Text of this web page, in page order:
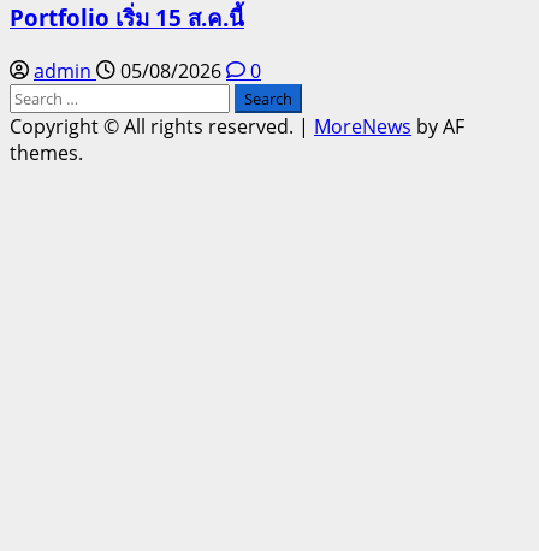
Portfolio เริ่ม 15 ส.ค.นี้
admin 05/08/2026
0
Search
for:
Copyright © All rights reserved. | MoreNews by AF
themes.